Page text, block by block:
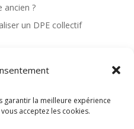
garantir la meilleure expérience
acceptez les cookies.
ancien ?
un DPE collectif
?
à Marseille ?